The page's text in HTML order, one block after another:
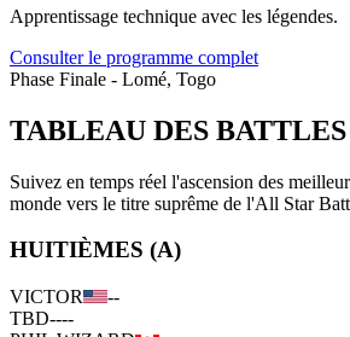
Apprentissage technique avec les légendes.
Consulter le programme complet
Phase Finale - Lomé, Togo
TABLEAU DES BATTLES
Suivez en temps réel l'ascension des
monde vers le titre suprême de l'All Star
HUITIÈMES (A)
VICTOR
--
TBD----